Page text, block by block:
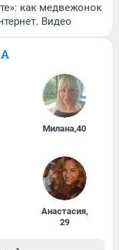
как медвежонок
Видео
Милана,40
Анастасия,
29